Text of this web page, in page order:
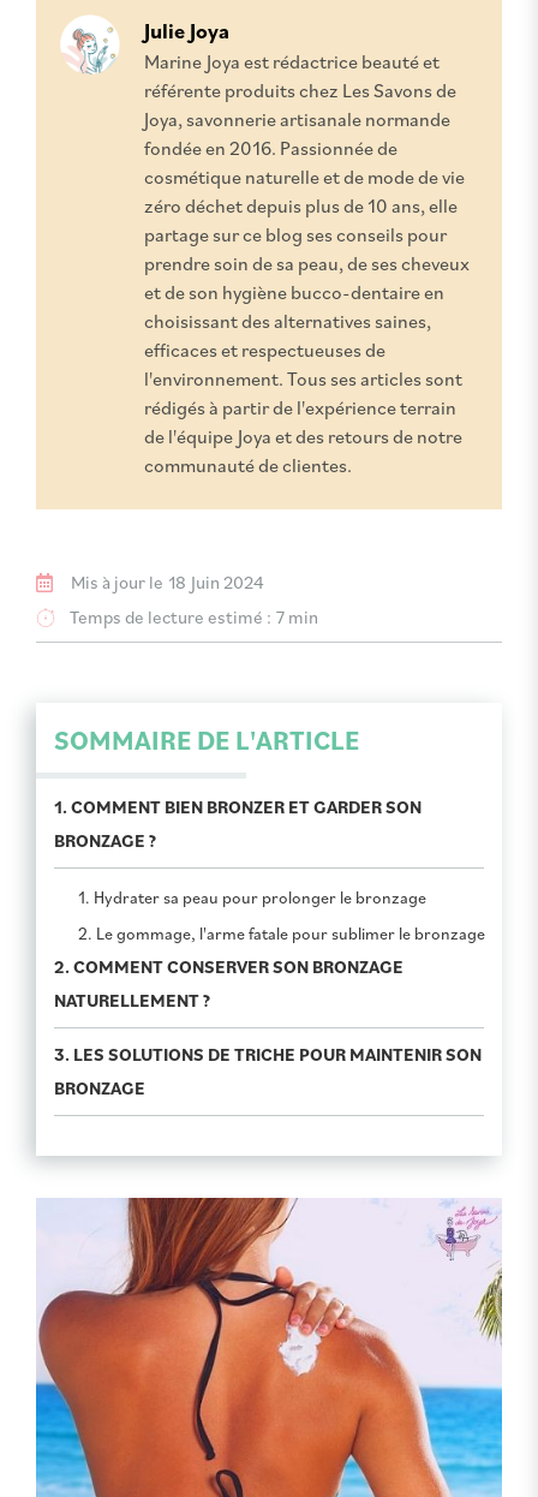
Julie Joya
Marine Joya est rédactrice beauté et
référente produits chez Les Savons de
Joya, savonnerie artisanale normande
fondée en 2016. Passionnée de
cosmétique naturelle et de mode de vie
zéro déchet depuis plus de 10 ans, elle
partage sur ce blog ses conseils pour
prendre soin de sa peau, de ses cheveux
et de son hygiène bucco-dentaire en
choisissant des alternatives saines,
efficaces et respectueuses de
l'environnement. Tous ses articles sont
rédigés à partir de l'expérience terrain
de l'équipe Joya et des retours de notre
communauté de clientes.
Mis à jour le 18 Juin 2024
Temps de lecture estimé : 7 min
SOMMAIRE DE L'ARTICLE
1. COMMENT BIEN BRONZER ET GARDER SON
BRONZAGE ?
1. Hydrater sa peau pour prolonger le bronzage
2. Le gommage, l'arme fatale pour sublimer le bronzage
2. COMMENT CONSERVER SON BRONZAGE
NATURELLEMENT ?
3. LES SOLUTIONS DE TRICHE POUR MAINTENIR SON
BRONZAGE